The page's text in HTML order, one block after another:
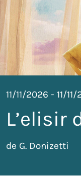
11/11/2026 - 11/
L’elisir
de G. Donizetti